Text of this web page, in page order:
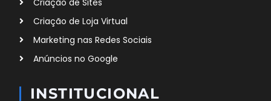
Criação de Loja Virtual
Marketing nas Redes Sociais
Anúncios no Google
INSTITUCIONAL